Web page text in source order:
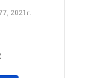
2021 г.